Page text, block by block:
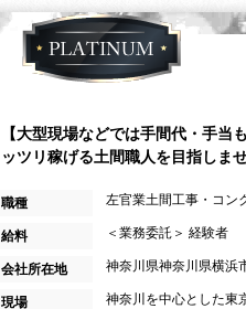
【大型現場などでは手間代・手
ッツリ稼げる土間職人を目指し
職種
左官業土間工事・コン
給料
＜業務委託＞ 経験者
会社所在地
神奈川県神奈川県横浜
現場
神奈川を中心とした東